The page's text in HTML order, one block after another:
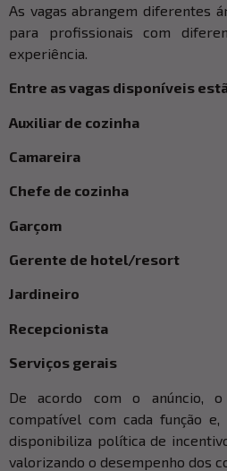
As vagas abrangem diferentes
para profissionais com
experiência.
Entre as vagas disponíveis
Auxiliar de cozinha
Camareira
Chefe de cozinha
Garçom
Gerente de hotel/resort
Jardineiro
Recepcionista
Serviços gerais
De acordo com o anúncio,
compatível com cada função e,
disponibiliza política de
valorizando o desempenho dos